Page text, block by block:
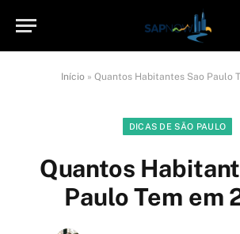
Início » Quantos Habitantes Sao Paulo
DICAS DE SÃO PAULO
Quantos
Paulo Tem em